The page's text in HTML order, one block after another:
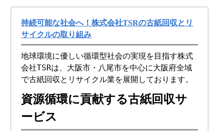
持続可能な社会へ！株式会社TSRの古紙回収とリ
サイクルの取り組み
地球環境に優しい循環型社会の実現を目指す株式
会社TSRは、大阪市・八尾市を中心に大阪府全域
で古紙回収とリサイクル業を展開しております。
資源循環に貢献する古紙回収サ
ービス